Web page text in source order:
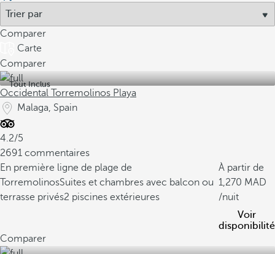
Comparer
Carte
Comparer
Tout Inclus
Occidental Torremolinos Playa
Malaga, Spain
4.2/5
2691 commentaires
En première ligne de plage de
TorremolinosSuites et chambres avec balcon ou
terrasse privés2 piscines extérieures
À partir de
1,270
/nuit
Voir
disponibilité
Comparer